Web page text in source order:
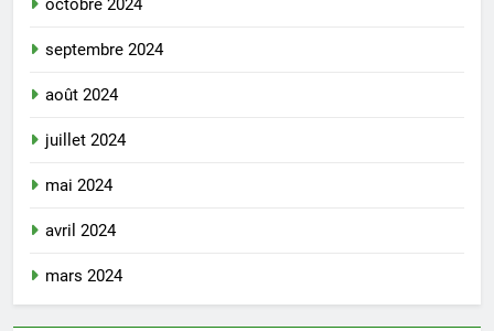
octobre 2024
septembre 2024
août 2024
juillet 2024
mai 2024
avril 2024
mars 2024